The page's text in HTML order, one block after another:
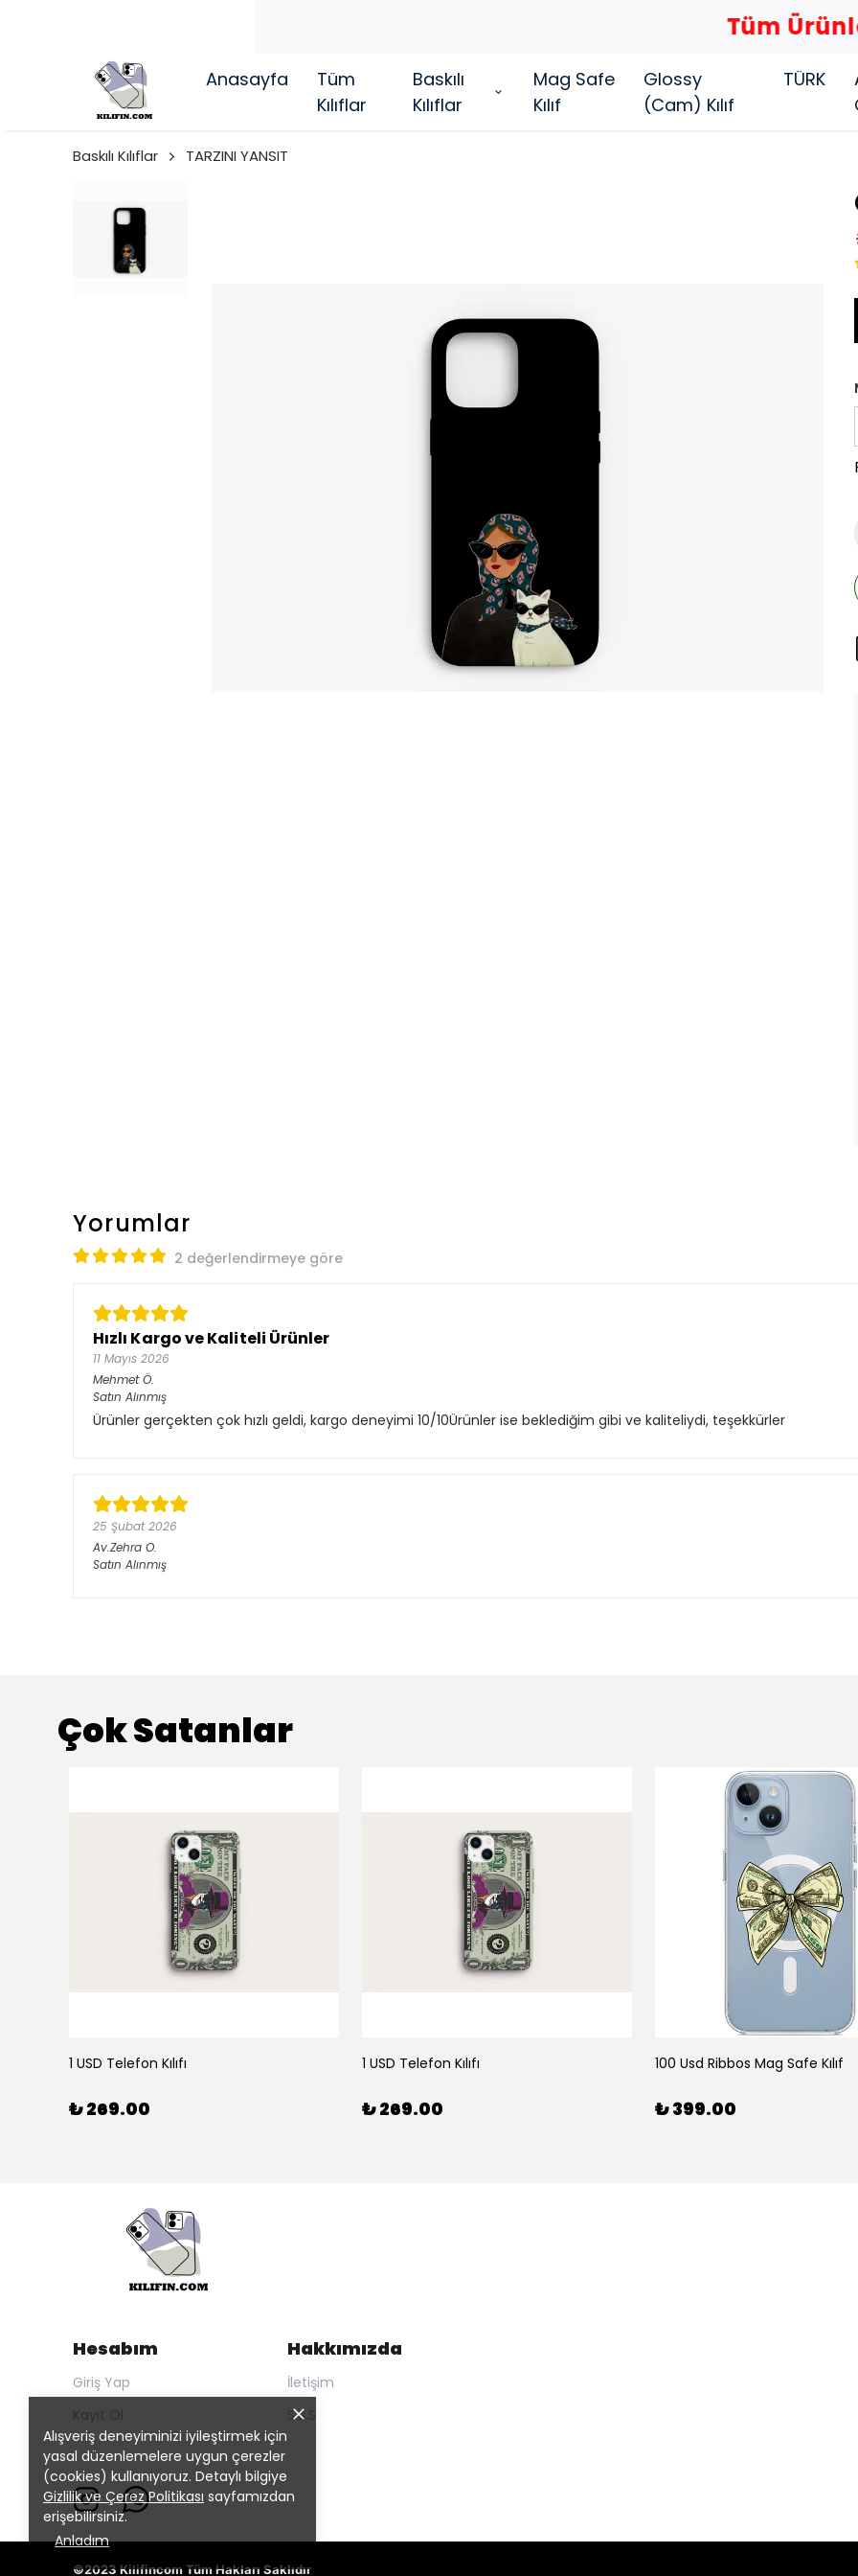
Tüm Ürünlerde 4 AL 2 ÖDE...
Anasayfa
Tüm
Kılıflar
Baskılı
Kılıflar
Mag Safe
Kılıf
Glossy
(Cam) Kılıf
TÜRK
Alışveriş deneyiminizi iyileştirmek için
yasal düzenlemelere uygun çerezler
(cookies) kullanıyoruz. Detaylı bilgiye
Gizlilik ve Çerez Politikası sayfamızdan
erişebilirsiniz.
Anladım
Baskılı Kılıflar TARZINI YANSIT
Yorumlar
2 değerlendirmeye göre
Hızlı Kargo ve Kaliteli Ürünler
11 Mayıs 2026
Mehmet Ö.
Satın Alınmış
Ürünler gerçekten çok hızlı geldi, kargo deneyimi 10/10Ürünler ise beklediğim gibi ve kaliteliydi, teşekkürler
25 Şubat 2026
Av.Zehra O.
Satın Alınmış
Çok Satanlar
1 USD Telefon Kılıfı
₺ 269.00
1 USD Telefon Kılıfı
₺ 269.00
100 Usd Ribbos Mag Safe Kılıf
₺ 399.00
Hesabım
Giriş Yap
Kayıt Ol
Hakkımızda
İletişim
S.S.S
©2023 Kilifincom Tüm Hakları Saklıdır